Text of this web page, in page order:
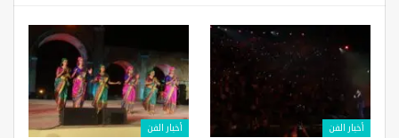
أخبار الفن أخبار الفن